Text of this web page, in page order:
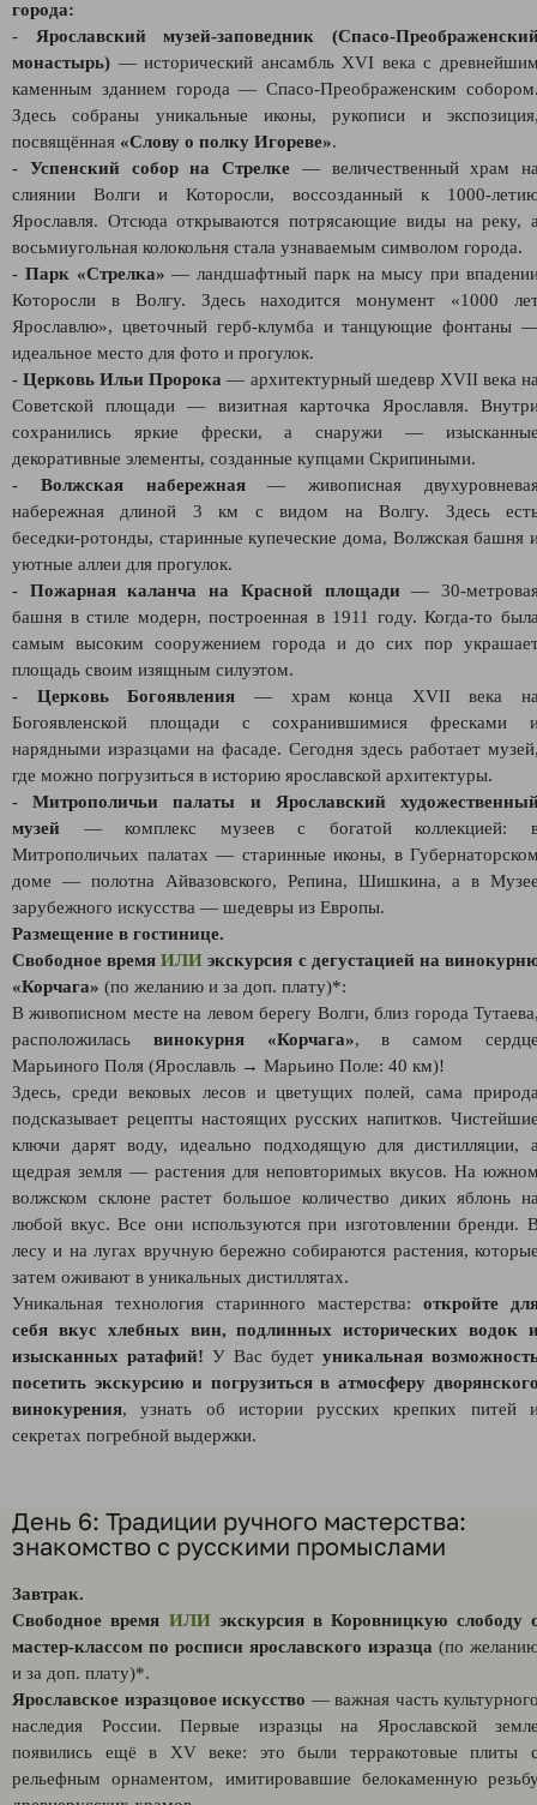
города:
- Ярославский музей‑заповедник
монастырь) — исторический ансамбль XVI века с
каменным зданием города — Спасо‑Преображенским
Здесь собраны уникальные иконы, рукописи и
посвящённая «Слову о полку Игореве».
- Успенский собор на Стрелке — величественный храм
слиянии Волги и Которосли, воссозданный к
Ярославля. Отсюда открываются потрясающие виды на реку,
восьмиугольная колокольня стала узнаваемым символом города.
- Парк «Стрелка» — ландшафтный парк на мысу при
Которосли в Волгу. Здесь находится монумент «1000
Ярославлю», цветочный герб‑клумба и танцующие фонтаны
идеальное место для фото и прогулок.
-Церковь Ильи Пророка — архитектурный шедевр XVII века
Советской площади — визитная карточка Ярославля.
сохранились яркие фрески, а снаружи —
декоративные элементы, созданные купцами Скрипиными.
- Волжская набережная— живописная
набережная длиной 3 км с видом на Волгу. Здесь
беседки‑ротонды, старинные купеческие дома, Волжская башня
уютные аллеи для прогулок.
- Пожарная каланча на Красной площади —
башня в стиле модерн, построенная в 1911 году. Когда‑то
самым высоким сооружением города и до сих пор
площадь своим изящным силуэтом.
- Церковь Богоявления — храм конца XVII века
Богоявленской площади с сохранившимися фресками
нарядными изразцами на фасаде. Сегодня здесь работает
где можно погрузиться в историю ярославской архитектуры.
-Митрополичьи палаты и Ярославский
музей — комплекс музеев с богатой коллекцией:
Митрополичьих палатах — старинные иконы, в
доме — полотна Айвазовского, Репина, Шишкина, а в
зарубежного искусства — шедевры из Европы.
Размещение в гостинице.
Свободное времяИЛИ экскурсия с дегустацией на
«Корчага» (по желанию и за доп. плату)*:
В живописном месте на левом берегу Волги, близ города
расположилась винокурня «Корчага», в самом
Марьиного Поля (Ярославль → Марьино Поле: 40 км)!
Здесь, среди вековых лесов и цветущих полей, сама
подсказывает рецепты настоящих русских напитков.
ключи дарят воду, идеально подходящую для дистилляции,
щедрая земля — растения для неповторимых вкусов. На
волжском склоне растет большое количество диких яблонь
любой вкус. Все они используются при изготовлении бренди.
лесу и на лугах вручную бережно собираются растения,
затем оживают в уникальных дистиллятах.
Уникальная технология старинного мастерства: откройте
себя вкус хлебных вин, подлинных исторических водок
изысканных ратафий! У Вас будет уникальная
посетить экскурсию и погрузиться в атмосферу
винокурения, узнать об истории русских крепких питей
секретах погребной выдержки.
День 6: Традиции ручного мастерства:
знакомство с русскими промыслами
Завтрак.
Свободное время ИЛИэкскурсия в Коровницкую слободу
мастер-классом по росписи ярославского изразца (по
и за доп. плату)*.
Ярославское изразцовое искусство — важная часть
наследия России. Первые изразцы на Ярославской
появились ещё в XV веке: это были терракотовые плиты
рельефным орнаментом, имитировавшие белокаменную